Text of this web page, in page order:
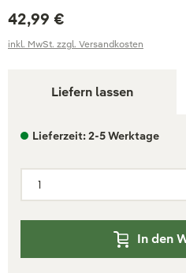
42,99 €
inkl. MwSt. zzgl. Versandkosten
Liefern lassen
Lieferzeit: 2-5 Werktage
In den